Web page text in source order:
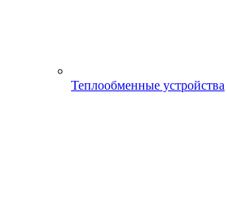
Теплообменные устройства